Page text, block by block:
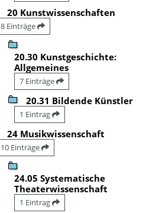
20 Kunstwissenschaften
8 Einträge
20.30 Kunstgeschichte:
Allgemeines
7 Einträge
20.31 Bildende Künstler
1 Eintrag
24 Musikwissenschaft
10 Einträge
24.05 Systematische
Theaterwissenschaft
1 Eintrag